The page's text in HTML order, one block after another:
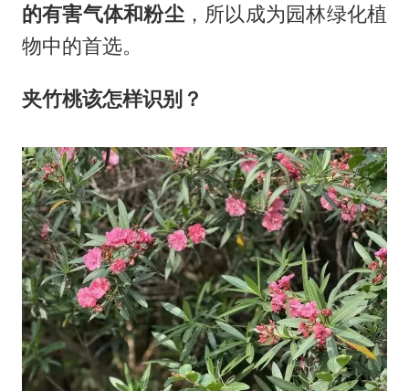
的有害气体和粉尘，所以成为园林绿化植
物中的首选。
夹竹桃该怎样识别？